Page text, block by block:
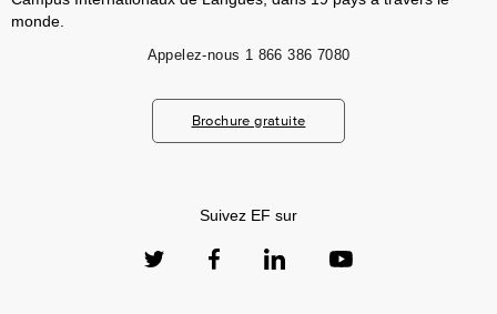
monde.
Appelez-nous 1 866 386 7080
Brochure gratuite
Suivez EF sur